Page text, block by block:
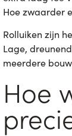
Hoe zwaarder
Rolluiken zijn
Lage,
meerdere
Hoe